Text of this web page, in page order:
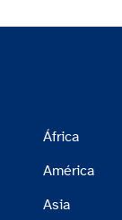
África
América
Asia